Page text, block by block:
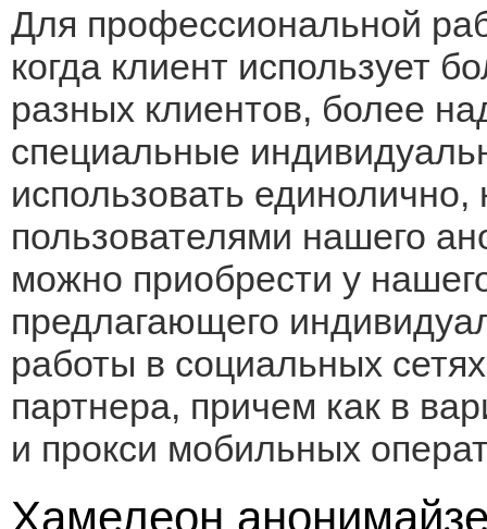
Для профессиональной
когда клиент использует
разных клиентов, более
специальные
использовать
пользователями нашего
можно приобрести у
предлагающего
работы в социальных
партнера, причем как в
и прокси мобильных
Хамелеон